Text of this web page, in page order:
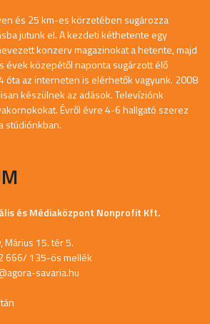
és 25 km-es körzetében sugározza
jutunk el. A kezdeti kéthetente egy
konzerv magazinokat a hetente, majd
évek közepétől naponta sugárzott élő
óta az interneten is elérhetők vagyunk. 2008
készülnek az adások. Televíziónk
Évről évre 4-6 hallgató szerez
stúdiónkban.
és Médiaközpont Nonprofit Kft.
Márius 15. tér 5.
666/ 135-ös mellék
savaria.hu